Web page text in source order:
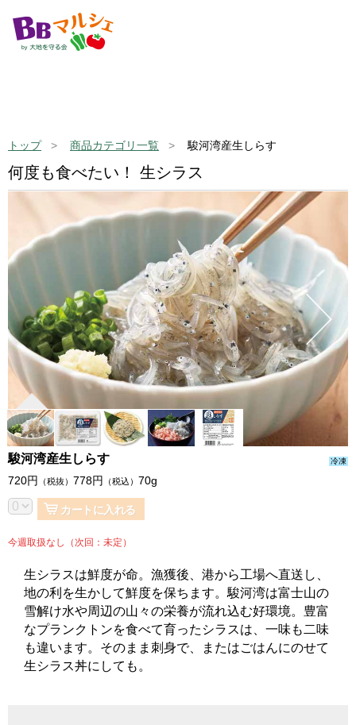
トップ 商品カテゴリ一覧 駿河湾産生しらす
何度も食べたい！ 生シラス
駿河湾産生しらす 冷凍
720円 （税抜） 778円 （税込） 70g
カートに入れる
今週取扱なし（次回：未定）
生シラスは鮮度が命。漁獲後、港から工場へ直送し、
地の利を生かして鮮度を保ちます。駿河湾は富士山の
雪解け水や周辺の山々の栄養が流れ込む好環境。豊富
なプランクトンを食べて育ったシラスは、一味も二味
も違います。そのまま刺身で、またはごはんにのせて
生シラス丼にしても。